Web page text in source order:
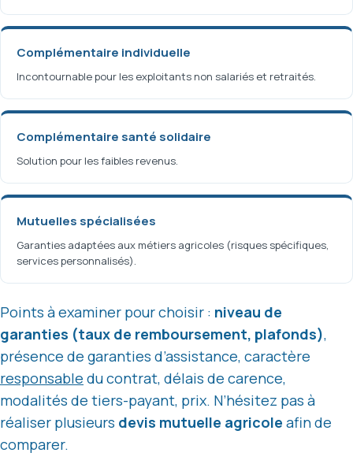
Complémentaire individuelle
Incontournable pour les exploitants non salariés et retraités.
Complémentaire santé solidaire
Solution pour les faibles revenus.
Mutuelles spécialisées
Garanties adaptées aux métiers agricoles (risques spécifiques,
services personnalisés).
Points à examiner pour choisir : niveau de
garanties (taux de remboursement, plafonds),
présence de garanties d’assistance, caractère
responsable du contrat, délais de carence,
modalités de tiers-payant, prix. N’hésitez pas à
réaliser plusieurs devis mutuelle agricole afin de
comparer.